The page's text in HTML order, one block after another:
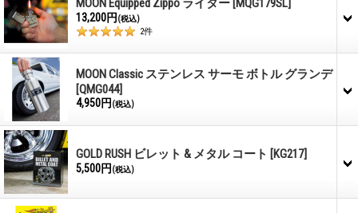
13,200円(税込)
2件
MOON Classic ステンレス サーモ ボトル グランデ
[QMG044]
4,950円(税込)
GOLD RUSH ビレット & メタル コート [KG217]
5,500円(税込)